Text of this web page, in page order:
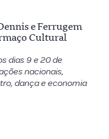
e Ferrugem
Cultural
dias 9 e 20 de
nacionais,
dança e economia